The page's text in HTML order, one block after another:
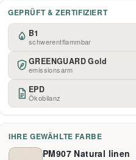
GEPRÜFT & ZERTIFIZIERT
B1
schwerentflammbar
GREENGUARD Gold
emissionsarm
EPD
Ökobilanz
IHRE GEWÄHLTE FARBE
PM907 Natural linen